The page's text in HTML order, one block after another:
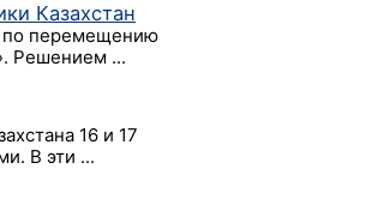
Казахстан
по перемещению
Решением ...
16 и 17
В эти ...